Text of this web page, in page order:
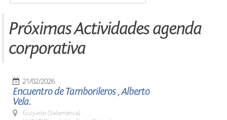
Próximas Actividades agenda
corporativa
21/02/2026
Encuentro de Tamborileros , Alberto
Vela.
Guijuelo (Salamanca)